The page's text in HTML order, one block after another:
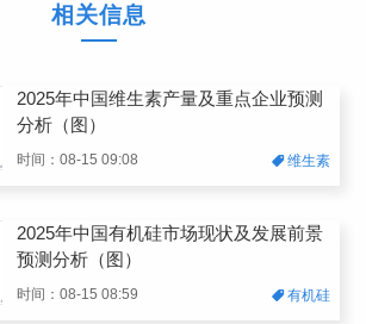
相关信息
2025年中国维生素产量及重点企业预测
分析（图）
时间：08-15 09:08 维生素
2025年中国有机硅市场现状及发展前景
预测分析（图）
时间：08-15 08:59 有机硅